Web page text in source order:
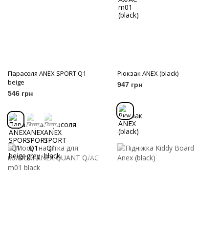
Парасоля ANEX SPORT Q1
beige
546 грн
Рюкзак ANEX (black)
947 грн